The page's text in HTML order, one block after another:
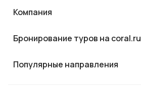
Компания
Бронирование туров на coral.ru
Популярные направления